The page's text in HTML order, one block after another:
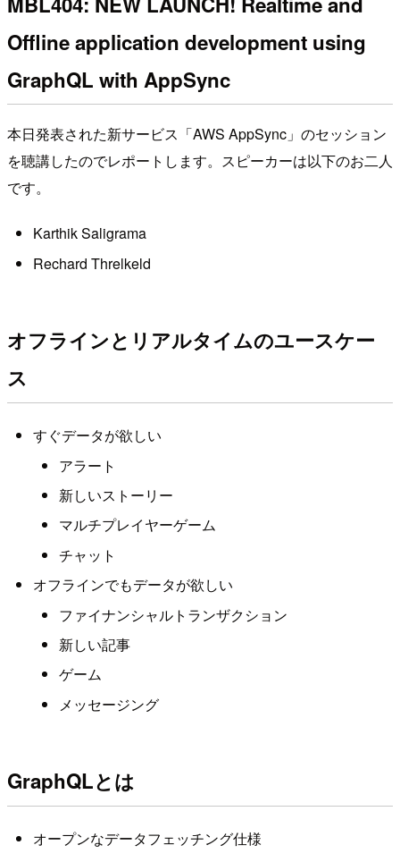
Offline application development using
GraphQL with AppSync
本日発表された新サービス「AWS AppSync」のセッション
を聴講したのでレポートします。スピーカーは以下のお二人
です。
Karthik Saligrama
Rechard Threlkeld
オフラインとリアルタイムのユースケー
ス
すぐデータが欲しい
アラート
新しいストーリー
マルチプレイヤーゲーム
チャット
オフラインでもデータが欲しい
ファイナンシャルトランザクション
新しい記事
ゲーム
メッセージング
GraphQLとは
オープンなデータフェッチング仕様